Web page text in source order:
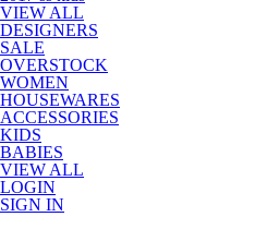
VIEW ALL
DESIGNERS
SALE
OVERSTOCK
WOMEN
HOUSEWARES
ACCESSORIES
KIDS
BABIES
VIEW ALL
LOGIN
SIGN IN